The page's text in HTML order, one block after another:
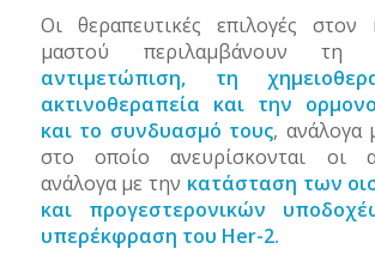
Οι θεραπευτικές επιλογές στον
μαστού περιλαμβάνουν τη
αντιμετώπιση, τη
ακτινοθεραπεία και την
και το συνδυασμό τους, ανάλογα
στο οποίο ανευρίσκονται οι
ανάλογα με την κατάσταση των
και προγεστερονικών
υπερέκφραση του Her-2.